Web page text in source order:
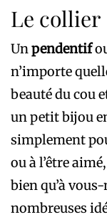
Le collier
Unpendentif
n’importe
beauté du cou
un petit bijou
simplement
ou à l’être
bien qu’à
nombreuses